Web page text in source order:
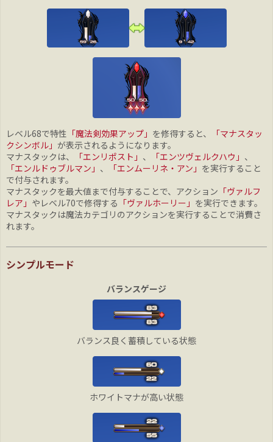
レベル68で特性 「魔法剣効果アップ」 を修得すると、
「マナスタッ
クシンボル」 が表示されるようになります。
マナスタックは、
「エンリポスト」 、 「エンツヴェルクハウ」 、
「エンルドゥブルマン」 、 「エンムーリネ・アン」 を実行すること
で付与されます。
マナスタックを最大値まで付与することで、アクション 「ヴァルフ
レア」 やレベル70で修得する 「ヴァルホーリー」 を実行できます。
マナスタックは魔法カテゴリのアクションを実行することで消費さ
れます。
シンプルモード
バランスゲージ
バランス良く蓄積している状態
ホワイトマナが高い状態